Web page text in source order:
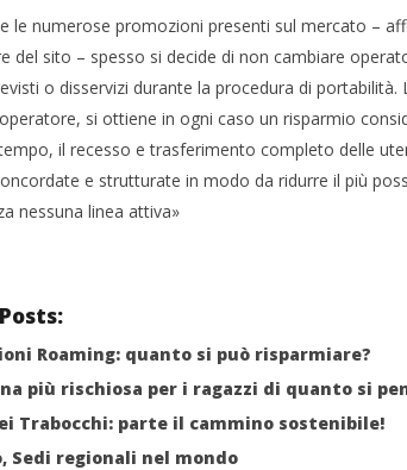
le numerose promozioni presenti sul mercato –
del sito – spesso si decide di non cambiare
o disservizi durante la procedura di portabilità.
si ottiene in ogni caso un risparmio
il recesso e trasferimento completo delle
e strutturate in modo da ridurre il più
nessuna linea attiva»
Roaming: quanto si può risparmiare?
più rischiosa per i ragazzi di quanto si
Trabocchi: parte il cammino sostenibile!
Sedi regionali nel mondo